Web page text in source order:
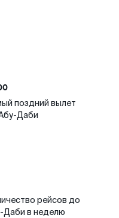
поздний вылет
Даби
рейсов до
Даби в неделю